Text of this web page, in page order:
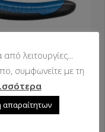
μόνωση 6”
λειτουργίες...
συμφωνείτε με τη